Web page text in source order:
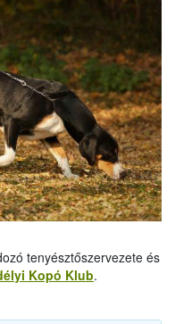
tenyésztőszervezete és
Kopó Klub.